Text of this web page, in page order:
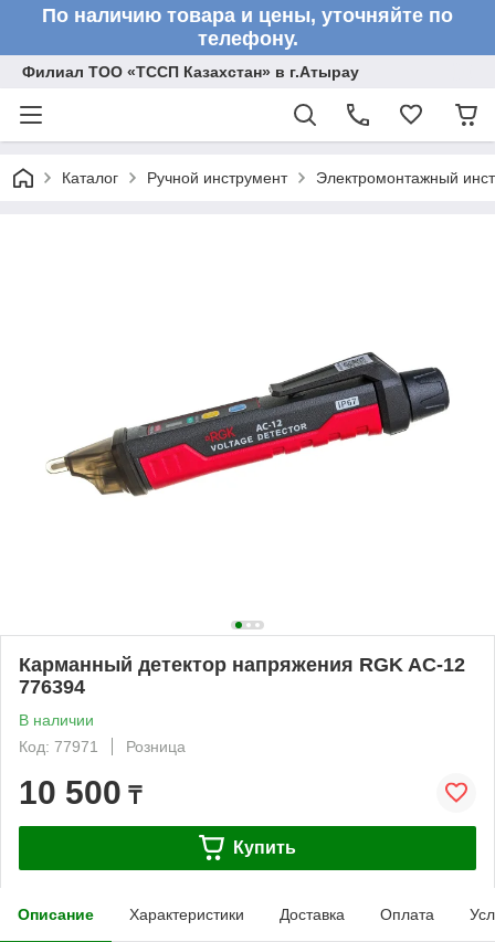
По наличию товара и цены, уточняйте по
телефону.
Филиал ТОО «ТССП Казахстан» в г.Атырау
Каталог Ручной инструмент Электромонтажный
Карманный детектор напряжения RGK AC-12
776394
В наличии
Код: 77971
Розница
10 500 ₸
Купить
Описание Характеристики Доставка Оплата